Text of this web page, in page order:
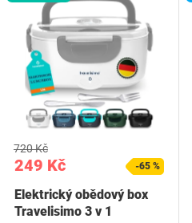
249 Kč
720 Kč
-65 %
Elektrický obědový box
Travelisimo 3 v 1